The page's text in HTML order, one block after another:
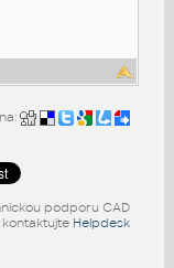
podporu CAD
kontaktujte Helpdesk